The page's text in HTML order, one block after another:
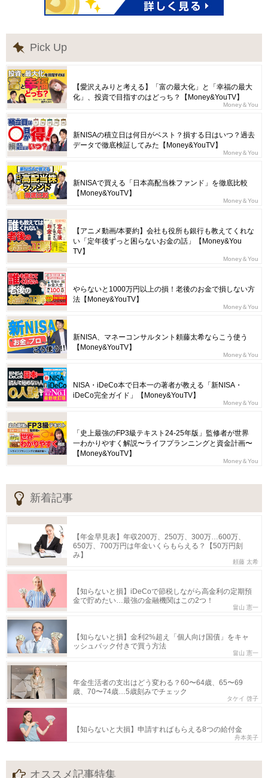
Pick Up
【愛沢えみりと考える】「富の最大化」と「幸福の最大
化」、投資で目指すのはどっち？【Money&YouTV】
Money＆You
新NISAの積立日は何日がベスト？損する日はいつ？過去
データで徹底検証してみた【Money&YouTV】
Money＆You
新NISAで買える「日本高配当株ファンド」を徹底比較
【Money&YouTV】
Money＆You
【アニメ動画/本要約】会社も役所も銀行も教えてくれな
い「定年後ずっと困らないお金の話」【Money&You
TV】
Money＆You
やらないと1000万円以上の損！老後のお金で損しない方
法【Money&YouTV】
Money＆You
新NISA、マネーコンサルタント頼藤太希ならこう使う
【Money&YouTV】
Money＆You
NISA・iDeCo本で日本一の著者が教える「新NISA・
iDeCo完全ガイド」【Money&YouTV】
Money＆You
「史上最強のFP3級テキスト24-25年版」監修者が世界
一わかりやすく解説〜ライフプランニングと資金計画〜
【Money&YouTV】
Money＆You
新着記事
【年金早見表】年収200万、250万、300万…600万、
650万、700万円は年金いくらもらえる？【50万円刻
み】
頼藤 太希
【知らないと損】iDeCoで節税しながら高金利の定期預
金で貯めたい…最強の金融機関はこの2つ！
畠山 憲一
【知らないと損】金利2%超え「個人向け国債」をキャ
ッシュバック付きで買う方法
畠山 憲一
年金生活者の支出はどう変わる？60〜64歳、65〜69
歳、70〜74歳…5歳刻みでチェック
タケイ 啓子
【知らないと大損】申請すればもらえる8つの給付金
舟本美子
オススメ記事特集